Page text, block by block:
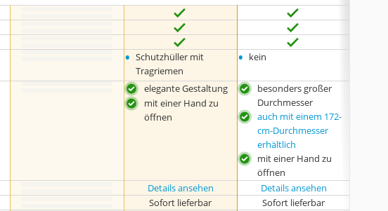
• Schutzhüller mit
Tragriemen
• kein
elegante Gestaltung
mit einer Hand zu
öffnen
besonders großer
Durchmesser
auch mit einem 172-
cm-Durchmesser
erhältlich
mit einer Hand zu
öffnen
Details ansehen Details ansehen
Sofort lieferbar Sofort lieferbar